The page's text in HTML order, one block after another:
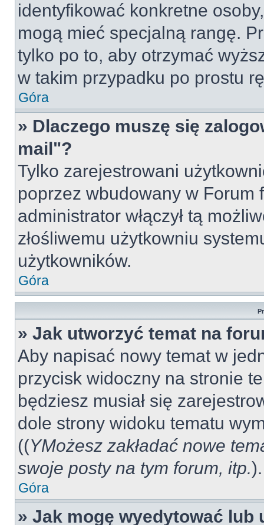
identyfikować konkretne
mogą mieć specjalną rangę.
tylko po to, aby otrzymać
w takim przypadku po prostu
Góra
» Dlaczego muszę się
mail"?
Tylko zarejestrowani
poprzez wbudowany w Forum
administrator włączył tą
złośliwemu użytkowniu
użytkowników.
Góra
» Jak utworzyć temat na
Aby napisać nowy temat w
przycisk widoczny na stronie
będziesz musiał się
dole strony widoku tematu
((YMożesz zakładać nowe
swoje posty na tym forum, itp.).
Góra
» Jak mogę wyedytować lub